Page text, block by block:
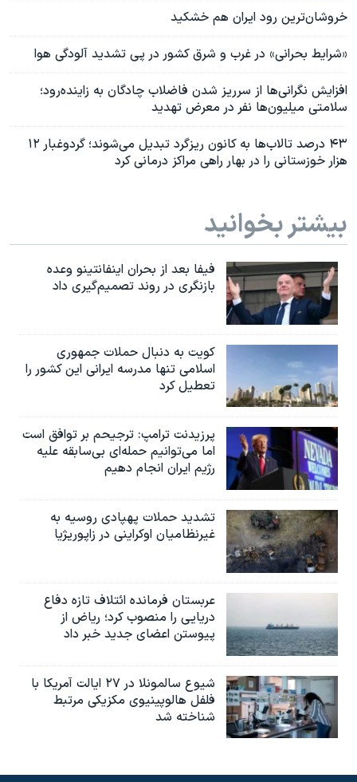
خروشان‌ترین رود ایران هم خشکید
«شرایط بحرانی» در غرب و شرق کشور در پی تشدید آلودگی هوا
افزایش نگرانی‌ها از سرریز شدن فاضلاب چادگان به زاینده‌رود؛
سلامتی میلیون‌ها نفر در معرض تهدید
۴۳ درصد تالاب‌ها به کانون ریزگرد تبدیل می‌شوند؛ گردوغبار ۱۲
هزار خوزستانی را در بهار راهی مراکز درمانی کرد
بیشتر بخوانید
فیفا بعد از بحران اینفانتینو وعده
بازنگری در روند تصمیم‌گیری داد
کویت به دنبال حملات جمهوری
اسلامی تنها مدرسه ایرانی این کشور را
تعطیل کرد
پرزیدنت ترامپ: ترجیحم بر توافق است
اما می‌توانیم حمله‌ای بی‌سابقه علیه
رژیم ایران انجام دهیم
تشدید حملات پهپادی روسیه به
غیرنظامیان اوکراینی در زاپوریژیا
عربستان فرمانده ائتلاف تازه دفاع
دریایی را منصوب کرد؛ ریاض از
پیوستن اعضای جدید خبر داد
شیوع سالمونلا در ۲۷ ایالت آمریکا با
فلفل هالوپینیوی مکزیکی مرتبط
شناخته شد